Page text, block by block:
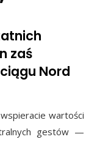
zaś
Nord
wartości
gestów —